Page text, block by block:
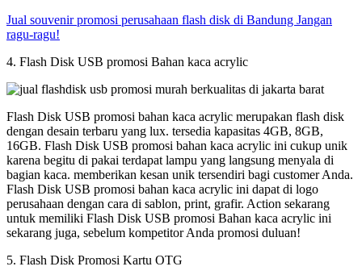
Jual souvenir promosi perusahaan flash disk di Bandung Jangan
ragu-ragu!
4. Flash Disk USB promosi Bahan kaca acrylic
Flash Disk USB promosi bahan kaca acrylic merupakan flash disk
dengan desain terbaru yang lux. tersedia kapasitas 4GB, 8GB,
16GB. Flash Disk USB promosi bahan kaca acrylic ini cukup unik
karena begitu di pakai terdapat lampu yang langsung menyala di
bagian kaca. memberikan kesan unik tersendiri bagi customer Anda.
Flash Disk USB promosi bahan kaca acrylic ini dapat di logo
perusahaan dengan cara di sablon, print, grafir. Action sekarang
untuk memiliki Flash Disk USB promosi Bahan kaca acrylic ini
sekarang juga, sebelum kompetitor Anda promosi duluan!
5. Flash Disk Promosi Kartu OTG